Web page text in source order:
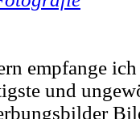
empfange
und